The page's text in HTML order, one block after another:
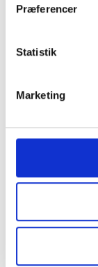
Præferencer
Statistik
Marketing